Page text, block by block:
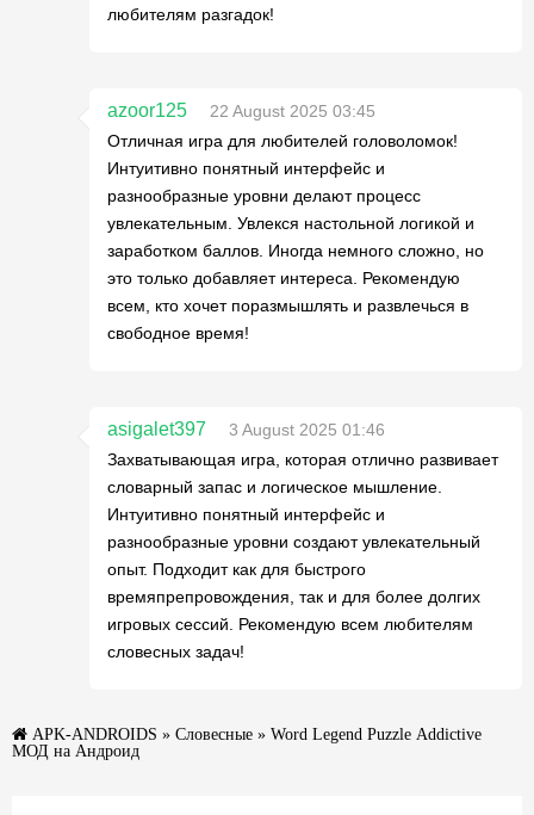
любителям разгадок!
azoor125
22 August 2025 03:45
Отличная игра для любителей головоломок!
Интуитивно понятный интерфейс и
разнообразные уровни делают процесс
увлекательным. Увлекся настольной логикой и
заработком баллов. Иногда немного сложно, но
это только добавляет интереса. Рекомендую
всем, кто хочет поразмышлять и развлечься в
свободное время!
asigalet397
3 August 2025 01:46
Захватывающая игра, которая отлично развивает
словарный запас и логическое мышление.
Интуитивно понятный интерфейс и
разнообразные уровни создают увлекательный
опыт. Подходит как для быстрого
времяпрепровождения, так и для более долгих
игровых сессий. Рекомендую всем любителям
словесных задач!
APK-ANDROIDS » Словесные » Word Legend Puzzle Addictive
МОД на Андроид